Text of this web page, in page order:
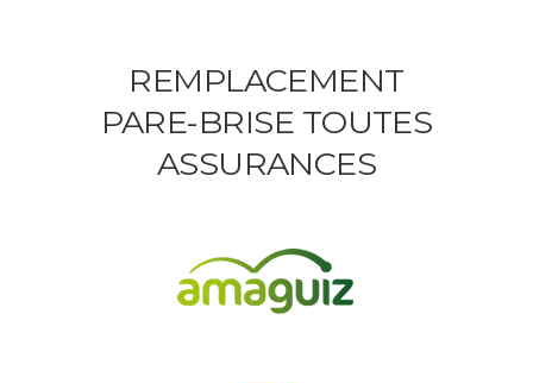
REMPLACEMENT
PARE-BRISE TOUTES
ASSURANCES